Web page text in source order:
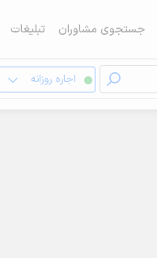
جستجوی مشاوران تبلیغات
اجاره روزانه